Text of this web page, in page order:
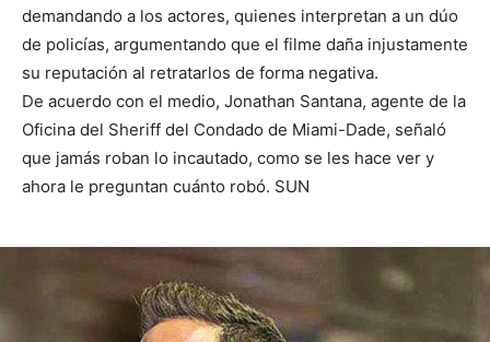
demandando a los actores, quienes interpretan a un dúo
de policías, argumentando que el filme daña injustamente
su reputación al retratarlos de forma negativa.
De acuerdo con el medio, Jonathan Santana, agente de la
Oficina del Sheriff del Condado de Miami-Dade, señaló
que jamás roban lo incautado, como se les hace ver y
ahora le preguntan cuánto robó. SUN